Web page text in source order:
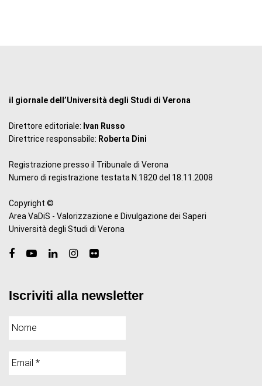
il giornale dell’Università degli Studi di Verona
Direttore editoriale: Ivan Russo
Direttrice responsabile: Roberta Dini
Registrazione presso il Tribunale di Verona
Numero di registrazione testata N.1820 del 18.11.2008
Copyright ©
Area VaDiS - Valorizzazione e Divulgazione dei Saperi
Università degli Studi di Verona
Iscriviti alla newsletter